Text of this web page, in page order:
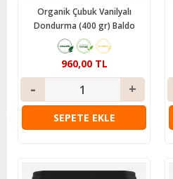
Organik Çubuk Vanilyalı
Dondurma (400 gr) Baldo
960,00 TL
SEPETE EKLE